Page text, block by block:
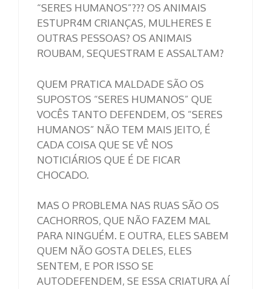
“SERES HUMANOS”??? OS ANIMAIS
ESTUPR4M CRIANÇAS, MULHERES E
OUTRAS PESSOAS? OS ANIMAIS
ROUBAM, SEQUESTRAM E ASSALTAM?
QUEM PRATICA MALDADE SÃO OS
SUPOSTOS “SERES HUMANOS” QUE
VOCÊS TANTO DEFENDEM, OS “SERES
HUMANOS” NÃO TEM MAIS JEITO, É
CADA COISA QUE SE VÊ NOS
NOTICIÁRIOS QUE É DE FICAR
CHOCADO.
MAS O PROBLEMA NAS RUAS SÃO OS
CACHORROS, QUE NÃO FAZEM MAL
PARA NINGUÉM. E OUTRA, ELES SABEM
QUEM NÃO GOSTA DELES, ELES
SENTEM, E POR ISSO SE
AUTODEFENDEM, SE ESSA CRIATURA AÍ